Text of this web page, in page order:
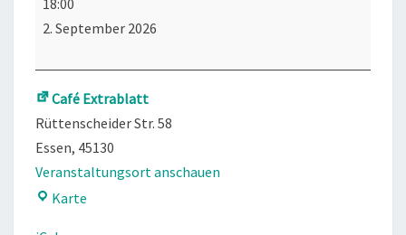
Treff
18:00
2. September 2026
Café Extrablatt
Rüttenscheider Str. 58
Essen, 45130
Veranstaltungsort anschauen
Karte